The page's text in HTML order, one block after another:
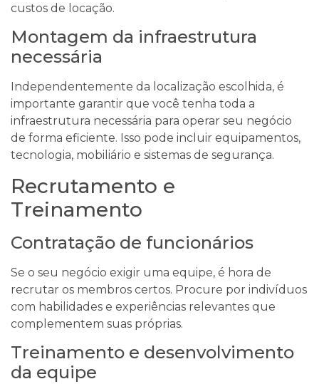
custos de locação.
Montagem da infraestrutura
necessária
Independentemente da localização escolhida, é
importante garantir que você tenha toda a
infraestrutura necessária para operar seu negócio
de forma eficiente. Isso pode incluir equipamentos,
tecnologia, mobiliário e sistemas de segurança.
Recrutamento e
Treinamento
Contratação de funcionários
Se o seu negócio exigir uma equipe, é hora de
recrutar os membros certos. Procure por indivíduos
com habilidades e experiências relevantes que
complementem suas próprias.
Treinamento e desenvolvimento
da equipe